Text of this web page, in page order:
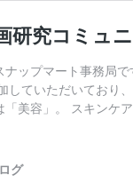
研究コミュ
ナップマート事務局
していただいており
「美容」。 スキンケ
グ